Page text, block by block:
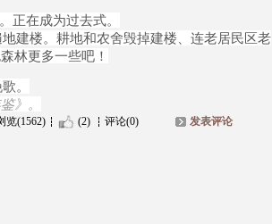
在成为过去式。
楼。耕地和农舍毁掉建楼、连老居民区老
林更多一些吧！
。
》。
览(1562) (2) 评论(0) 发表评论